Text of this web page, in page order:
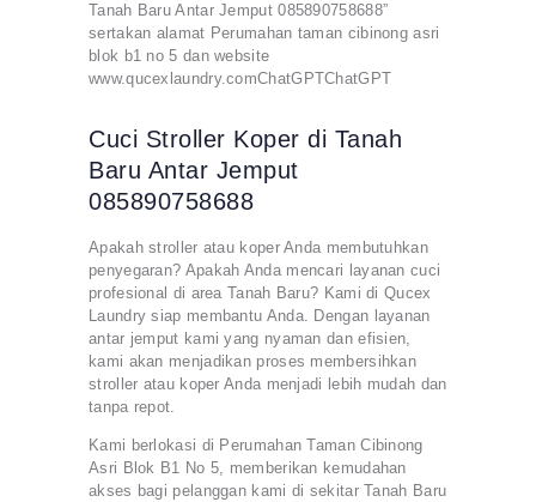
Tanah Baru Antar Jemput 085890758688”
sertakan alamat Perumahan taman cibinong asri
blok b1 no 5 dan website
www.qucexlaundry.comChatGPTChatGPT
Cuci Stroller Koper di Tanah
Baru Antar Jemput
085890758688
Apakah stroller atau koper Anda membutuhkan
penyegaran? Apakah Anda mencari layanan cuci
profesional di area Tanah Baru? Kami di Qucex
Laundry siap membantu Anda. Dengan layanan
antar jemput kami yang nyaman dan efisien,
kami akan menjadikan proses membersihkan
stroller atau koper Anda menjadi lebih mudah dan
tanpa repot.
Kami berlokasi di Perumahan Taman Cibinong
Asri Blok B1 No 5, memberikan kemudahan
akses bagi pelanggan kami di sekitar Tanah Baru